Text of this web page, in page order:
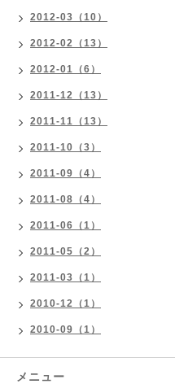
2012-03（10）
2012-02（13）
2012-01（6）
2011-12（13）
2011-11（13）
2011-10（3）
2011-09（4）
2011-08（4）
2011-06（1）
2011-05（2）
2011-03（1）
2010-12（1）
2010-09（1）
メニュー